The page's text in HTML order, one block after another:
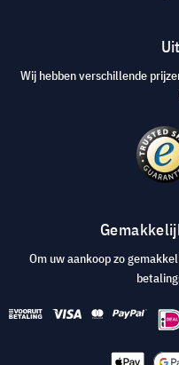
Wij hebben verschillende
Om uw aankoop zo